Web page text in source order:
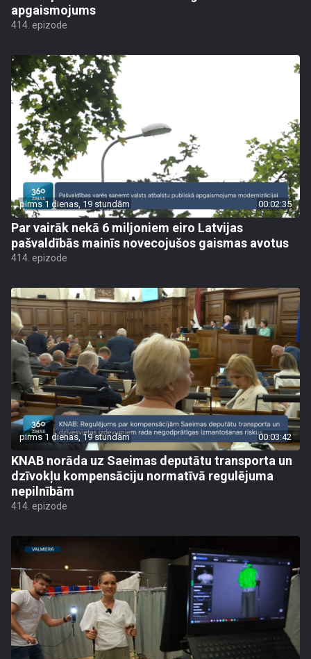
apgaismojums
414. epizode
pirms 1 dienas, 19 stundām 00:02:35
Par vairāk nekā 6 miljoniem eiro Latvijas
pašvaldībās mainīs novecojušos gaismas avotus
414. epizode
pirms 1 dienas, 19 stundām 00:03:42
KNAB norāda uz Saeimas deputātu transporta un
dzīvokļu kompensāciju normatīvā regulējuma
nepilnībām
414. epizode